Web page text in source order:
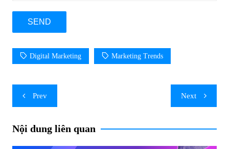
Digital Marketing Marketing Trends
Post
navigation
Prev Next
Nội dung liên quan